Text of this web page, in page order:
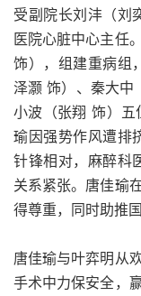
受副院长刘沣（刘
医院心脏中心主任
饰），组建重病组
泽灏 饰）、秦大中
小波（张翔 饰）
瑜因强势作风遭排
针锋相对，麻醉科
关系紧张。唐佳瑜
得尊重，同时助推
唐佳瑜与叶弈明从
手术中力保安全，